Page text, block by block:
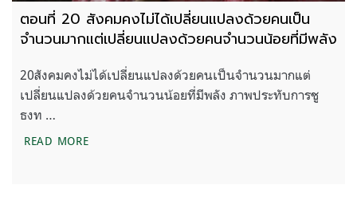
ตอนที่ 20 สังคมคงไม่ได้เปลี่ยนแปลงด้วยคนเป็น
จำนวนมากแต่เปลี่ยนแปลงด้วยคนจำนวนน้อยที่มีพลัง
20สังคมคงไม่ได้เปลี่ยนแปลงด้วยคนเป็นจำนวนมากแต่
เปลี่ยนแปลงด้วยคนจำนวนน้อยที่มีพลัง ภาพประทับการชู
ธงท …
READ MOREตอนที่ 20 สังคมคงไม่ได้เปลี่ยนแปลงด้วยคนเป็นจำ